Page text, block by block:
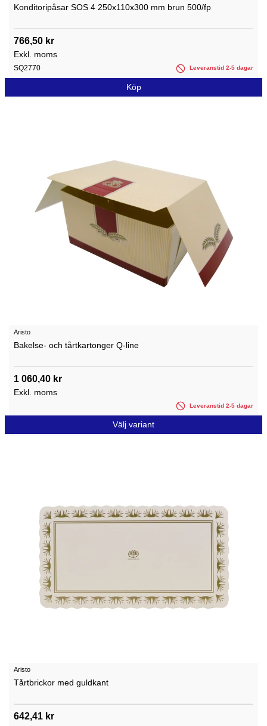
Konditoripåsar SOS 4 250x110x300 mm brun 500/fp
766,50 kr
Exkl. moms
SQ2770 Leveranstid 2-5 dagar
Köp
Aristo
Bakelse- och tårtkartonger Q-line
1 060,40 kr
Exkl. moms
Leveranstid 2-5 dagar
Välj variant
Aristo
Tårtbrickor med guldkant
642,41 kr